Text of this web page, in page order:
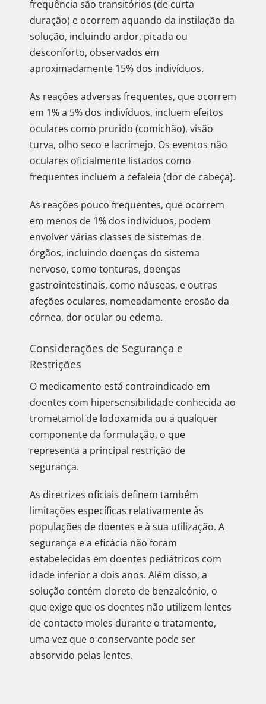
frequência são transitórios (de curta
duração) e ocorrem aquando da instilação da
solução, incluindo ardor, picada ou
desconforto, observados em
aproximadamente 15% dos indivíduos.
As reações adversas frequentes, que ocorrem
em 1% a 5% dos indivíduos, incluem efeitos
oculares como prurido (comichão), visão
turva, olho seco e lacrimejo. Os eventos não
oculares oficialmente listados como
frequentes incluem a cefaleia (dor de cabeça).
As reações pouco frequentes, que ocorrem
em menos de 1% dos indivíduos, podem
envolver várias classes de sistemas de
órgãos, incluindo doenças do sistema
nervoso, como tonturas, doenças
gastrointestinais, como náuseas, e outras
afeções oculares, nomeadamente erosão da
córnea, dor ocular ou edema.
Considerações de Segurança e
Restrições
O medicamento está contraindicado em
doentes com hipersensibilidade conhecida ao
trometamol de lodoxamida ou a qualquer
componente da formulação, o que
representa a principal restrição de
segurança.
As diretrizes oficiais definem também
limitações específicas relativamente às
populações de doentes e à sua utilização. A
segurança e a eficácia não foram
estabelecidas em doentes pediátricos com
idade inferior a dois anos. Além disso, a
solução contém cloreto de benzalcónio, o
que exige que os doentes não utilizem lentes
de contacto moles durante o tratamento,
uma vez que o conservante pode ser
absorvido pelas lentes.